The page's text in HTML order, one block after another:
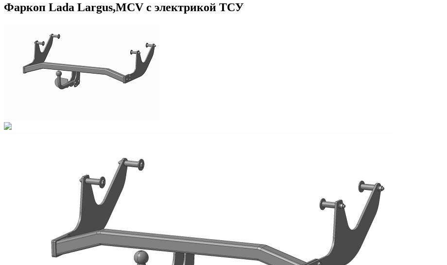
Фаркоп Lada Largus,MCV с электрикой ТСУ